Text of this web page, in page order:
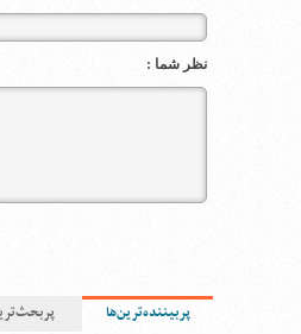
نظر شما :
پربیننده‌ترین‌ها